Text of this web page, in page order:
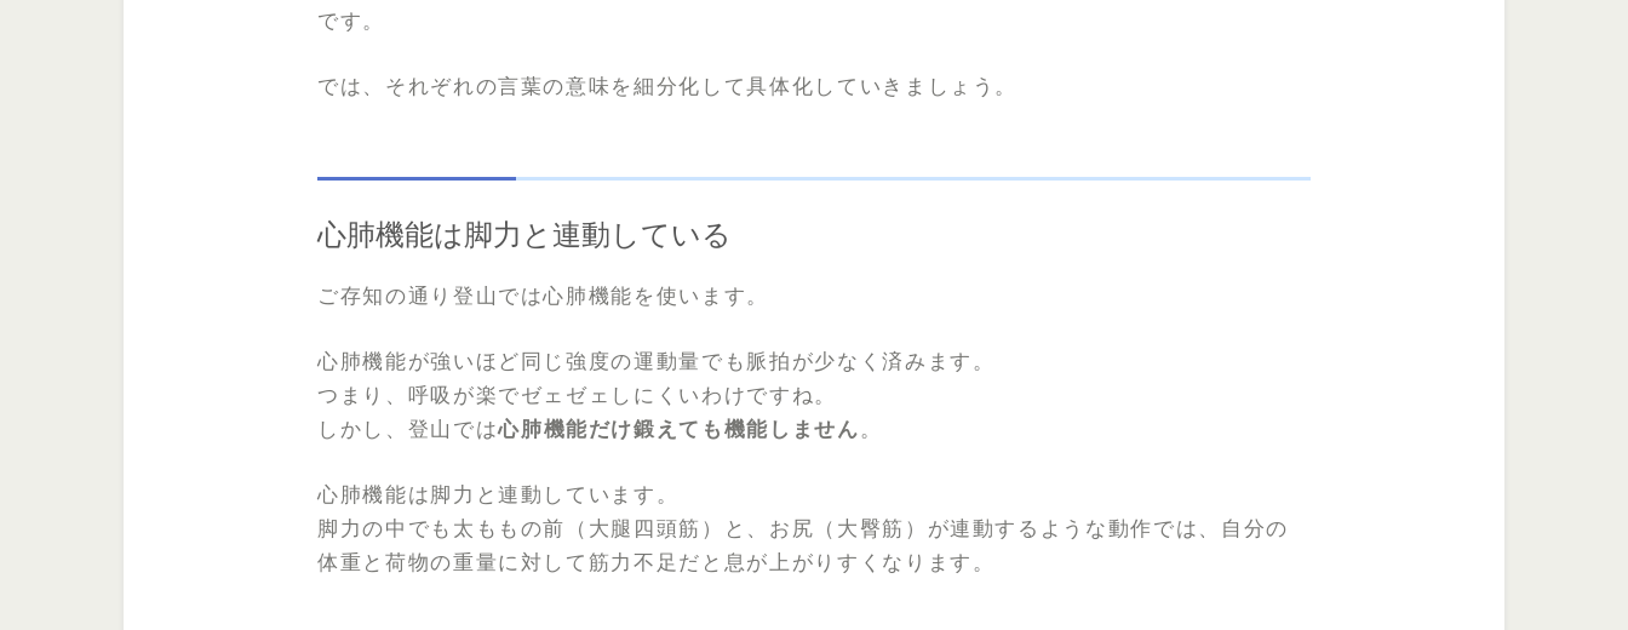
です。
では、それぞれの言葉の意味を細分化して具体化していきましょう。
心肺機能は脚力と連動している
ご存知の通り登山では心肺機能を使います。
心肺機能が強いほど同じ強度の運動量でも脈拍が少なく済みます。
つまり、呼吸が楽でゼェゼェしにくいわけですね。
しかし、登山では心肺機能だけ鍛えても機能しません 。
心肺機能は脚力と連動しています。
脚力の中でも太ももの前（大腿四頭筋）と、お尻（大臀筋）が連動するような動作では、自分の
体重と荷物の重量に対して筋力不足だと息が上がりすくなります。